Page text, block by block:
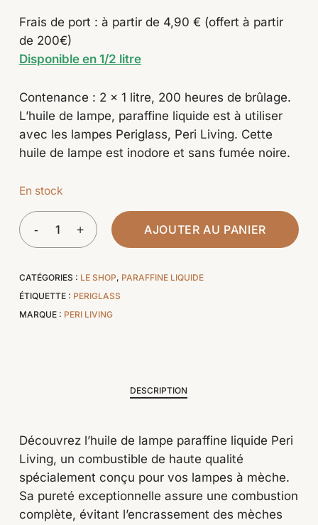
initial
était :
24,83€.
actuel
24,08€.
Frais de port : à partir de 4,90 € (offert à partir
de 200€)
Disponible en 1/2 litre
Contenance : 2 x 1 litre, 200 heures de brûlage.
L’huile de lampe, paraffine liquide est à utiliser
avec les lampes Periglass, Peri Living. Cette
huile de lampe est inodore et sans fumée noire.
En stock
AJOUTER AU PANIER
CATÉGORIES : LE SHOP, PARAFFINE LIQUIDE
ÉTIQUETTE : PERIGLASS
MARQUE : PERI LIVING
DESCRIPTION
Découvrez l’huile de lampe paraffine liquide Peri
Living, un combustible de haute qualité
spécialement conçu pour vos lampes à mèche.
Sa pureté exceptionnelle assure une combustion
complète, évitant l’encrassement des mèches